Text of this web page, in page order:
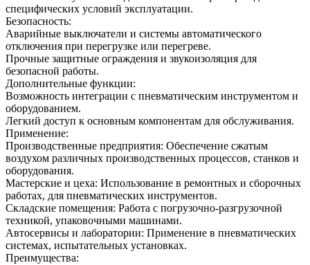
специфических условий эксплуатации.
Безопасность:
Аварийные выключатели и системы автоматического
отключения при перегрузке или перегреве.
Прочные защитные ограждения и звукоизоляция для
безопасной работы.
Дополнительные функции:
Возможность интеграции с пневматическим инструментом и
оборудованием.
Легкий доступ к основным компонентам для обслуживания.
Применение:
Производственные предприятия: Обеспечение сжатым
воздухом различных производственных процессов, станков и
оборудования.
Мастерские и цеха: Использование в ремонтных и сборочных
работах, для пневматических инструментов.
Складские помещения: Работа с погрузочно-разгрузочной
техникой, упаковочными машинами.
Автосервисы и лаборатории: Применение в пневматических
системах, испытательных установках.
Преимущества: